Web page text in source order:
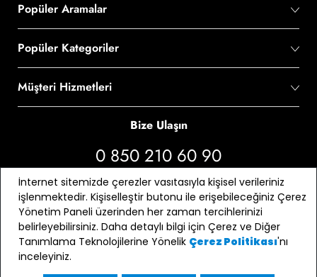
Popüler Aramalar
Popüler Kategoriler
Müşteri Hizmetleri
Bize Ulaşın
0 850 210 60 90
Bizi Takip Edin
İnternet sitemizde çerezler vasıtasıyla kişisel verileriniz
işlenmektedir. Kişiselleştir butonu ile erişebileceğiniz Çerez
Yönetim Paneli üzerinden her zaman tercihlerinizi
belirleyebilirsiniz. Daha detaylı bilgi için Çerez ve Diğer
Tanımlama Teknolojilerine Yönelik Çerez Politikası'nı
inceleyiniz.